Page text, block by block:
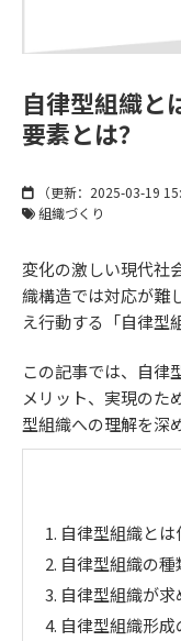
自律型組織と
要素とは？
（更新： 2025-03-19
組織づくり
変化の激しい現代社
織構造では対応が難
え行動する「自律型
この記事では、自律
メリット、実現のた
型組織への理解を深
1. 自律型組織とは
2. 自律型組織の種
3. 自律型組織が求
4. 自律型組織形